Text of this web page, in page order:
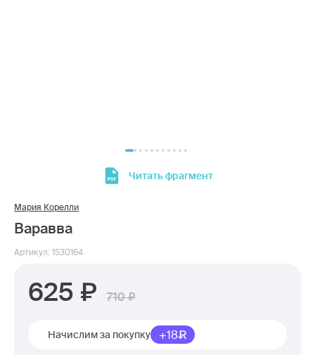
Читать фрагмент
Мария Корелли
Варавва
Артикул: 1530164
625 710
Начислим за покупку +18